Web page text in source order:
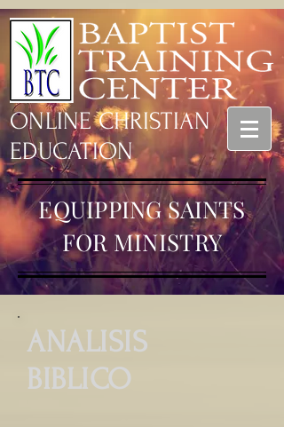
ONLINE CHRISTIAN
EDUCATION
EQUIPPING SAINTS
FOR MINISTRY
ANALISIS
BIBLICO